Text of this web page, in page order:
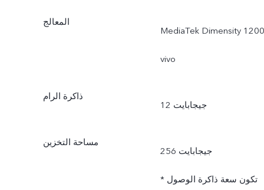
المعالج
MediaTek Dimensity
vivo
ذاكرة الرام
12 جيجابايت
مساحة التخزين
256 جيجابايت
* تكون سعة ذاكرة الوصول